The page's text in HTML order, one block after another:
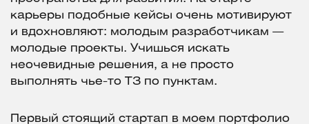
карьеры подобные кейсы очень мотивируют
и вдохновляют: молодым разработчикам —
молодые проекты. Учишься искать
неочевидные решения, а не просто
выполнять чье-то ТЗ по пунктам.
Первый стоящий стартап в моем портфолио